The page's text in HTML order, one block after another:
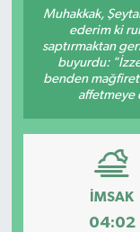
Muhakkak,
ederim ki
saptırmaktan
buyurdu:
benden
affetmeye
İMSAK
04:02
Resmi